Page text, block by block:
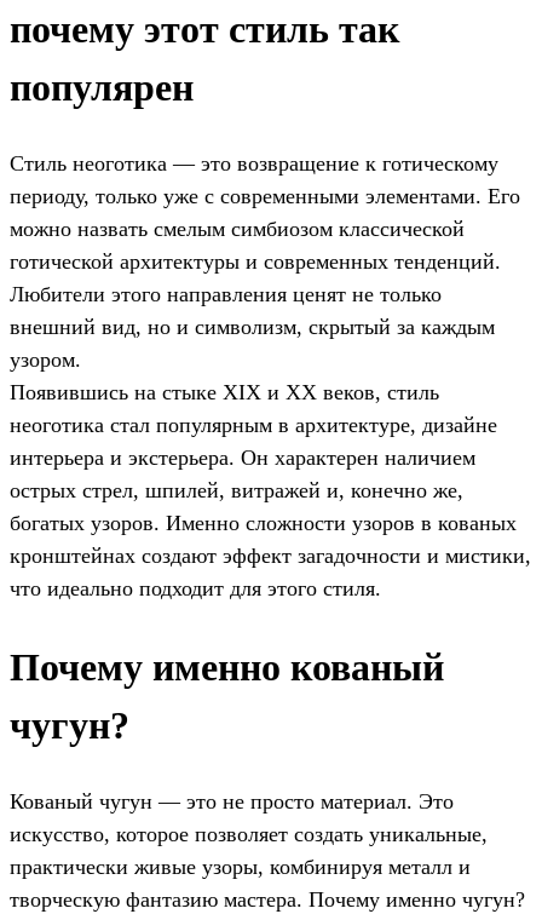
почему этот стиль так
популярен
Стиль неоготика — это возвращение к готическому
периоду, только уже с современными элементами. Его
можно назвать смелым симбиозом классической
готической архитектуры и современных тенденций.
Любители этого направления ценят не только
внешний вид, но и символизм, скрытый за каждым
узором.
Появившись на стыке XIX и XX веков, стиль
неоготика стал популярным в архитектуре, дизайне
интерьера и экстерьера. Он характерен наличием
острых стрел, шпилей, витражей и, конечно же,
богатых узоров. Именно сложности узоров в кованых
кронштейнах создают эффект загадочности и мистики,
что идеально подходит для этого стиля.
Почему именно кованый
чугун?
Кованый чугун — это не просто материал. Это
искусство, которое позволяет создать уникальные,
практически живые узоры, комбинируя металл и
творческую фантазию мастера. Почему именно чугун?